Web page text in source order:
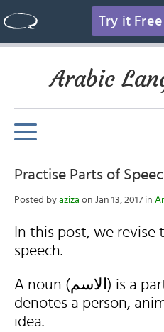
Try it Free
Arabic
Practise Parts of
Posted by aziza on Jan 13, 2017 in
In this post, we revise
speech.
A noun (الاسم) is a part of speech that
denotes a person,
idea.